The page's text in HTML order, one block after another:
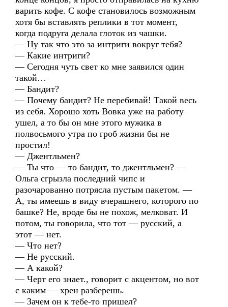
варить кофе. С кофе становилось возможным
хотя бы вставлять реплики в тот момент,
когда подруга делала глоток из чашки.
— Ну так что это за интриги вокруг тебя?
— Какие интриги?
— Сегодня чуть свет ко мне заявился один
такой…
— Бандит?
— Почему бандит? Не перебивай! Такой весь
из себя. Хорошо хоть Вовка уже на работу
ушел, а то бы он мне этого мужика в
полвосьмого утра по гроб жизни бы не
простил!
— Джентльмен?
— Ты что — то бандит, то джентльмен? —
Ольга сгрызла последний чипс и
разочарованно потрясла пустым пакетом. —
А, ты имеешь в виду вчерашнего, которого по
башке? Не, вроде бы не похож, мелковат. И
потом, ты говорила, что тот — русский, а
этот — нет.
— Что нет?
— Не русский.
— А какой?
— Черт его знает., говорит с акцентом, но вот
с каким — хрен разберешь.
— Зачем он к тебе-то пришел?